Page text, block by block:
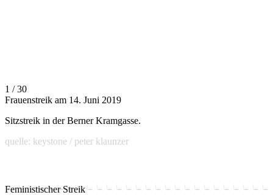
1 / 30
Frauenstreik am 14. Juni 2019
Sitzstreik in der Berner Kramgasse.
quelle: keystone / peter klaunzer
Feministischer Streik